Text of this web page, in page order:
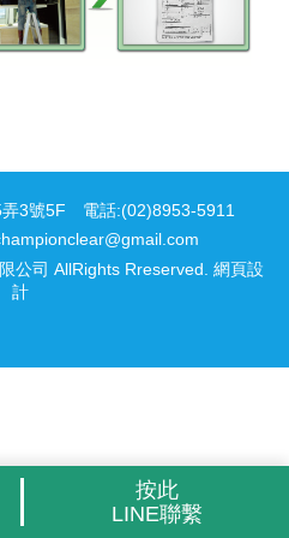
按此
LINE聯繫
3號5F
電話:(02)8953-5911
公司 AllRights Rreserved. 網頁設
計